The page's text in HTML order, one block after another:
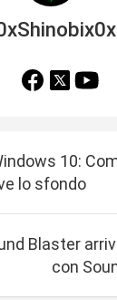
10:
lo sfondo
Blaster
con